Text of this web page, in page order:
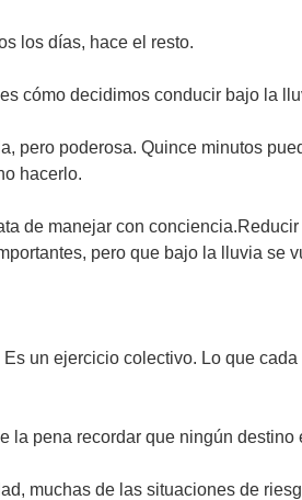
los días, hace el resto.
cómo decidimos conducir bajo la
pero poderosa. Quince minutos
hacerlo.
de manejar con
pero que bajo la lluvia se
un ejercicio colectivo. Lo que
la pena recordar que ningún
muchas de las situaciones de